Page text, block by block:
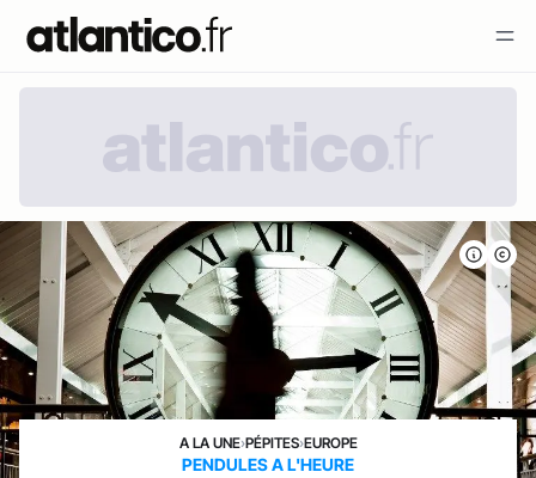
A LA UNE›PÉPITES›EUROPE
PENDULES A L'HEURE